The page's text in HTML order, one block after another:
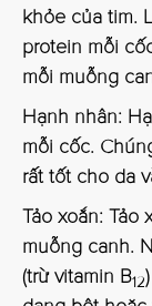
khỏe của tim.
protein mỗi
mỗi muỗng
Hạnh nhân:
mỗi cốc.
rất tốt cho da
Tảo xoắn: Tảo
muỗng canh.
(trừ vitamin B12